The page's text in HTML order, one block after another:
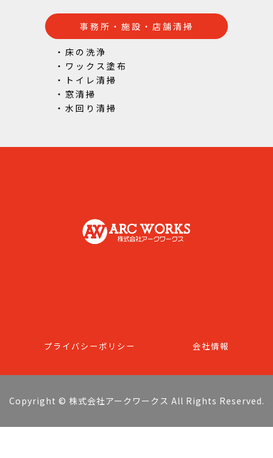
事務所・施設・店舗清掃
・床の洗浄
・ワックス塗布
・トイレ清掃
・窓清掃
・水回り清掃
プライバシーポリシー 会社情報
Copyright © 株式会社アークワークス All Rights Reserved.